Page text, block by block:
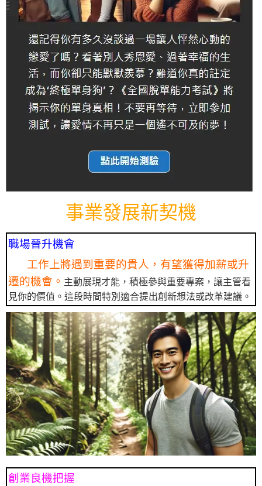
事業發展新契機
職場晉升機會
工作上將遇到重要的貴人，有望獲得加薪或升
遷的機會。 主動展現才能，積極參與重要專案，讓主管看
見你的價值。這段時間特別適合提出創新想法或改革建議。
創業良機把握